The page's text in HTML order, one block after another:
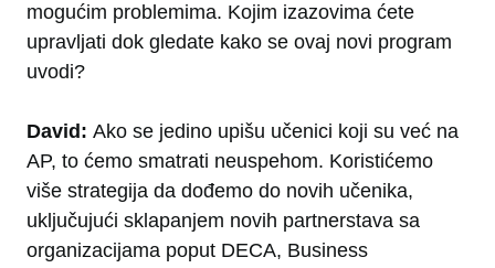
mogućim problemima. Kojim izazovima ćete
upravljati dok gledate kako se ovaj novi program
uvodi?
David: Ako se jedino upišu učenici koji su već na
AP, to ćemo smatrati neuspehom. Koristićemo
više strategija da dođemo do novih učenika,
uključujući sklapanjem novih partnerstava sa
organizacijama poput DECA, Business